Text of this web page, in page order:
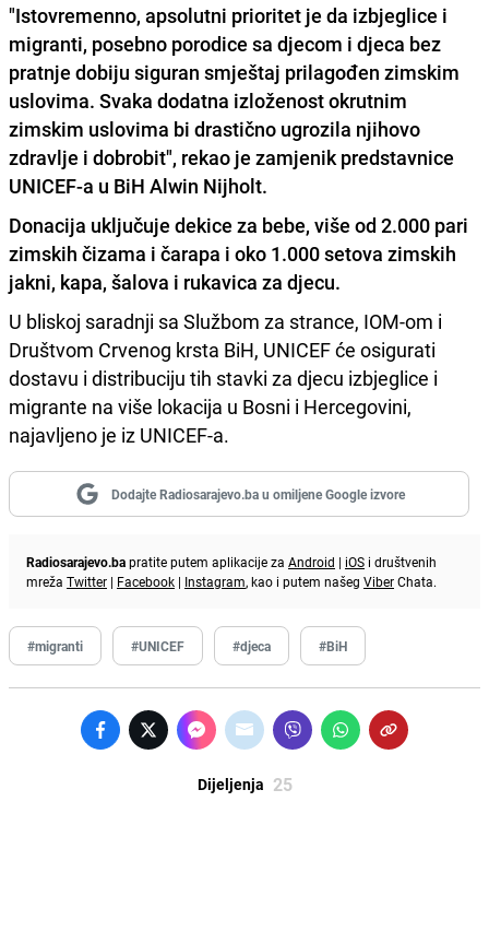
"Istovremenno, apsolutni prioritet je da izbjeglice i
migranti, posebno porodice sa djecom i djeca bez
pratnje dobiju siguran smještaj prilagođen zimskim
uslovima. Svaka dodatna izloženost okrutnim
zimskim uslovima bi drastično ugrozila njihovo
zdravlje i dobrobit", rekao je zamjenik predstavnice
UNICEF-a u BiH Alwin Nijholt.
Donacija uključuje dekice za bebe, više od 2.000 pari
zimskih čizama i čarapa i oko 1.000 setova zimskih
jakni, kapa, šalova i rukavica za djecu.
U bliskoj saradnji sa Službom za strance, IOM-om i
Društvom Crvenog krsta BiH, UNICEF će osigurati
dostavu i distribuciju tih stavki za djecu izbjeglice i
migrante na više lokacija u Bosni i Hercegovini,
najavljeno je iz UNICEF-a.
Dodajte Radiosarajevo.ba u omiljene Google izvore
Radiosarajevo.bapratite putem aplikacije za Android | iOS i društvenih
mreža Twitter | Facebook | Instagram, kao i putem našeg ViberChata.
#migranti #UNICEF #djeca #BiH
Dijeljenja 25